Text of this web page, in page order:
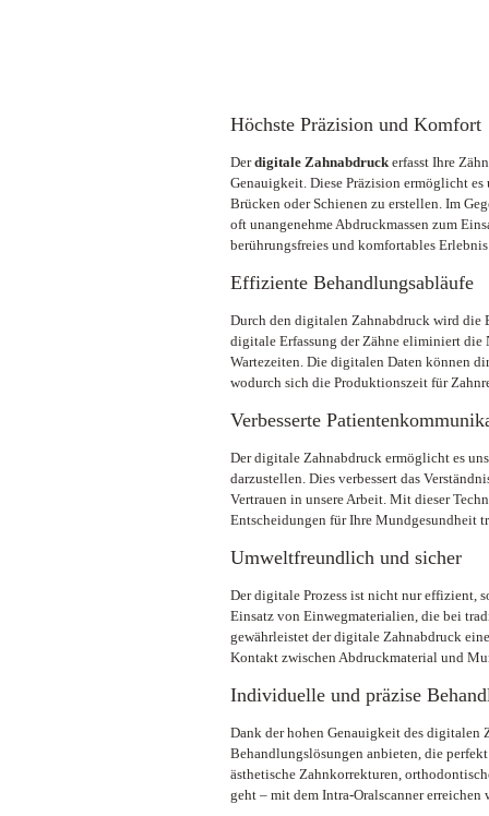
Höchste Präzision und Komfort
Derdigitale Zahnabdruckerfasst Ihre
Genauigkeit. Diese Präzision ermöglicht es
Brücken oder Schienen zu erstellen. Im
oft unangenehme Abdruckmassen zum
berührungsfreies und komfortables
Effiziente Behandlungsabläufe
Durch den digitalen Zahnabdruck wird die
digitale Erfassung der Zähne eliminiert
Wartezeiten. Die digitalen Daten können
wodurch sich die Produktionszeit für
Verbesserte
Der digitale Zahnabdruck ermöglicht es
darzustellen. Dies verbessert das
Vertrauen in unsere Arbeit. Mit dieser
Entscheidungen für Ihre Mundgesundheit
Umweltfreundlich und sicher
Der digitale Prozess ist nicht nur effizient,
Einsatz von Einwegmaterialien, die bei
gewährleistet der digitale Zahnabdruck
Kontakt zwischen Abdruckmaterial und
Individuelle und präzise
Dank der hohen Genauigkeit des
Behandlungslösungen anbieten, die
ästhetische Zahnkorrekturen,
geht – mit dem Intra-Oralscanner erreichen